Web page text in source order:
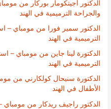
الدكتور أجيتكومار بوركار من
والجراحة الترميمية في الهند
الدكتور سمير فورا من مومباي –
الترميمية في الهند
الدكتورة لينا جاين من مومباي –
الترميمية في الهند
الدكتورة سنيحال كولكارني من
الأطفال في الهند
الدكتور راجيف ريدكار من